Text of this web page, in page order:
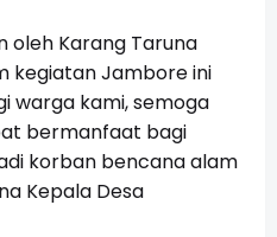
oleh Karang Taruna
kegiatan Jambore ini
warga kami, semoga
bermanfaat bagi
korban bencana alam
Kepala Desa